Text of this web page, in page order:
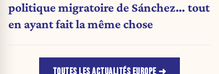
politique migratoire de Sánchez… tout
en ayant fait la même chose
TOUTES LES ACTUALITÉS EUROPE